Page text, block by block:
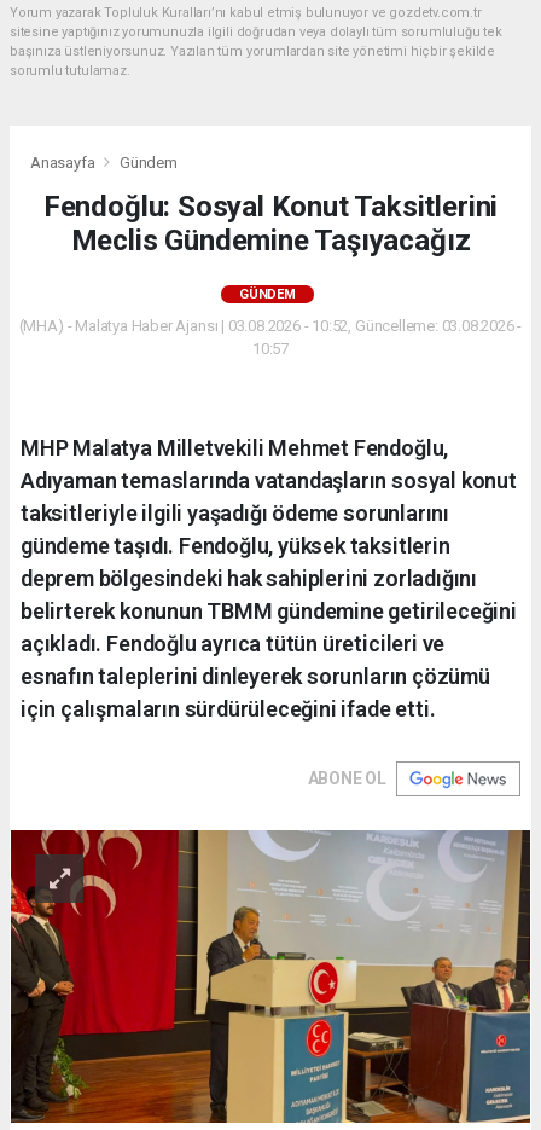
Yorum yazarak Topluluk Kuralları’nı kabul etmiş bulunuyor ve gozdetv.com.tr
sitesine yaptığınız yorumunuzla ilgili doğrudan veya dolaylı tüm sorumluluğu tek
başınıza üstleniyorsunuz. Yazılan tüm yorumlardan site yönetimi hiçbir şekilde
sorumlu tutulamaz.
Anasayfa Gündem
Fendoğlu: Sosyal Konut Taksitlerini
Meclis Gündemine Taşıyacağız
GÜNDEM
(MHA) - Malatya Haber Ajansı | 03.08.2026 - 10:52, Güncelleme: 03.08.2026 -
10:57
MHP Malatya Milletvekili Mehmet Fendoğlu,
Adıyaman temaslarında vatandaşların sosyal konut
taksitleriyle ilgili yaşadığı ödeme sorunlarını
gündeme taşıdı. Fendoğlu, yüksek taksitlerin
deprem bölgesindeki hak sahiplerini zorladığını
belirterek konunun TBMM gündemine getirileceğini
açıkladı. Fendoğlu ayrıca tütün üreticileri ve
esnafın taleplerini dinleyerek sorunların çözümü
için çalışmaların sürdürüleceğini ifade etti.
ABONE OL